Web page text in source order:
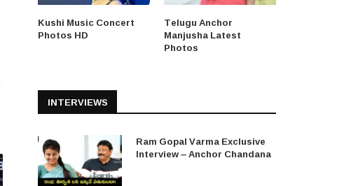
Kushi Music Concert
Photos HD
Telugu Anchor
Manjusha Latest
Photos
INTERVIEWS
Ram Gopal Varma Exclusive
Interview – Anchor Chandana